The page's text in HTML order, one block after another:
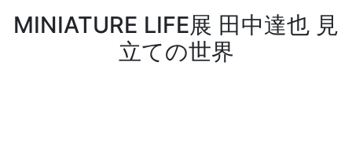
MINIATURE LIFE展 田中達也 見
立ての世界